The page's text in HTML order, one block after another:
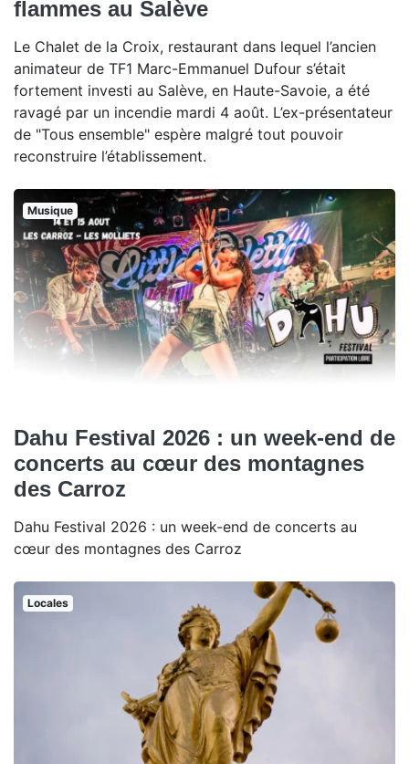
flammes au Salève
Le Chalet de la Croix, restaurant dans lequel l’ancien
animateur de TF1 Marc-Emmanuel Dufour s’était
fortement investi au Salève, en Haute-Savoie, a été
ravagé par un incendie mardi 4 août. L’ex-présentateur
de "Tous ensemble" espère malgré tout pouvoir
reconstruire l’établissement.
Musique
Dahu Festival 2026 : un week-end de
concerts au cœur des montagnes
des Carroz
Dahu Festival 2026 : un week-end de concerts au
cœur des montagnes des Carroz
Locales